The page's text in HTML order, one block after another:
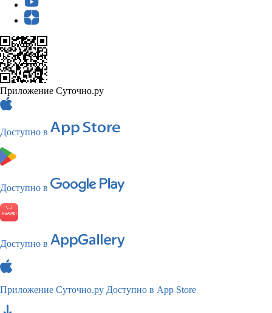
Приложение Суточно.ру
Доступно в
Доступно в
Доступно в
Приложение Суточно.ру Доступно в App Store